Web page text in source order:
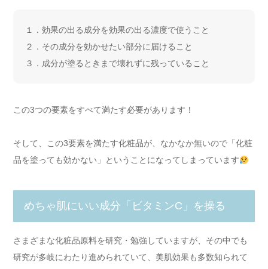
１．効果の出る成分を効果の出る濃度で使うこと
２．その成分を効かせたい部分に届けること
３．成分が塗るときまで壊れずに残っていること
この3つの要素をすべて満たす必要があります！
そして、この3要素を満たす化粧品が、なかなか無いので 「化粧
品を塗っても効かない」
ということになってしまっています
めちゃ肌にいい成分「ビタミンC」を操る
さまざまな化粧品原料を研究・勉強していますが、その中でも
研究が多岐にわたり進められていて、美肌効果も多数知られて